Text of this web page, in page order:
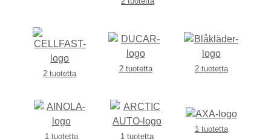
2 tuotetta
2 tuotetta 2 tuotetta
1 tuotetta 1 tuotetta
1 tuotetta